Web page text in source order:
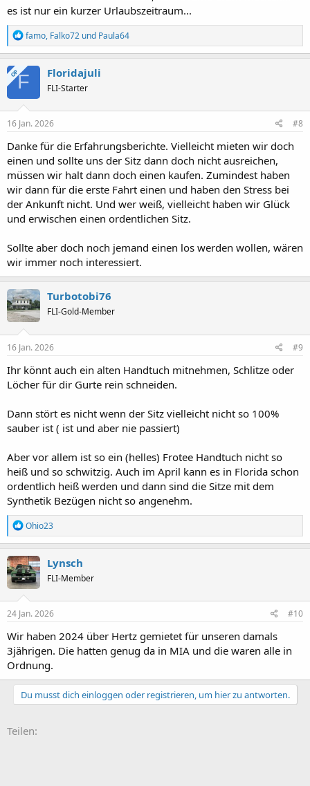
es ist nur ein kurzer Urlaubszeitraum...
R
e
a
k
t
o
n
e
:
famo, Falko72 und Paula64
OPF Floridajuli
FLI-Starter
16 Jan. 2026 #8
Danke für die Erfahrungsberichte. Vielleicht mieten wir doch
einen und sollte uns der Sitz dann doch nicht ausreichen,
müssen wir halt dann doch einen kaufen. Zumindest haben
wir dann für die erste Fahrt einen und haben den Stress bei
der Ankunft nicht. Und wer weiß, vielleicht haben wir Glück
und erwischen einen ordentlichen Sitz.
Sollte aber doch noch jemand einen los werden wollen, wären
wir immer noch interessiert.
Turbotobi76
FLI-Gold-Member
16 Jan. 2026 #9
Ihr könnt auch ein alten Handtuch mitnehmen, Schlitze oder
Löcher für dir Gurte rein schneiden.
Dann stört es nicht wenn der Sitz vielleicht nicht so 100%
sauber ist ( ist und aber nie passiert)
Aber vor allem ist so ein (helles) Frotee Handtuch nicht so
heiß und so schwitzig. Auch im April kann es in Florida schon
ordentlich heiß werden und dann sind die Sitze mit dem
Synthetik Bezügen nicht so angenehm.
R
e
a
k
t
i
o
n
e
Ohio23
Lynsch
FLI-Member
24 Jan. 2026 #10
Wir haben 2024 über Hertz gemietet für unseren damals
3jährigen. Die hatten genug da in MIA und die waren alle in
Ordnung.
Du musst dich einloggen oder registrieren, um hier zu antworten.
Teilen: